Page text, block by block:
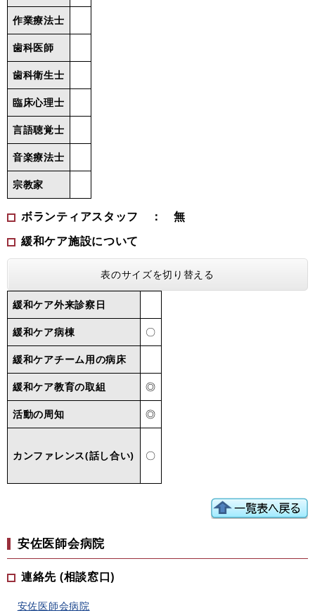
作業療法士
歯科医師
歯科衛生士
臨床心理士
言語聴覚士
音楽療法士
宗教家
ボランティアスタッフ ： 無
緩和ケア施設について
表のサイズを切り替える
緩和ケア外来診察日
緩和ケア病棟 〇
緩和ケアチーム用の病床
緩和ケア教育の取組 ◎
活動の周知 ◎
カンファレンス(話し合い) 〇
安佐医師会病院
連絡先 (相談窓口)
安佐医師会病院